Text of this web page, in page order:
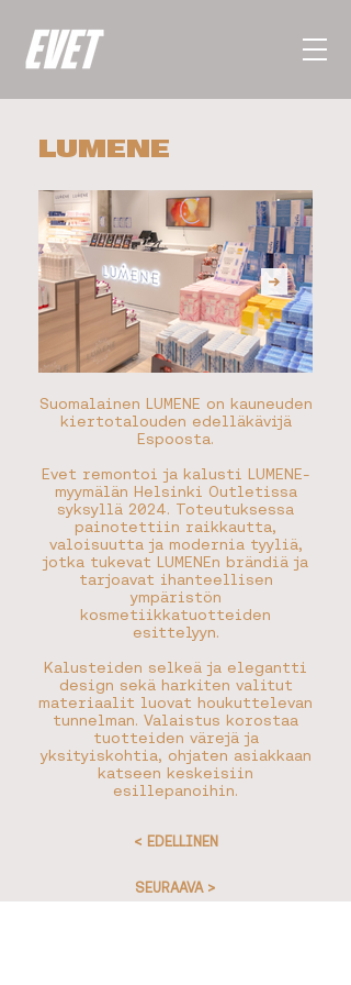
LUMENE
Suomalainen LUMENE on kauneuden
kiertotalouden edelläkävijä
Espoosta.
Evet remontoi ja kalusti LUMENE-
myymälän Helsinki Outletissa
syksyllä 2024. Toteutuksessa
painotettiin raikkautta,
valoisuutta ja modernia tyyliä,
jotka tukevat LUMENEn brändiä ja
tarjoavat ihanteellisen
ympäristön
kosmetiikkatuotteiden
esittelyyn.
Kalusteiden selkeä ja elegantti
design sekä harkiten valitut
materiaalit luovat houkuttelevan
tunnelman. Valaistus korostaa
tuotteiden värejä ja
yksityiskohtia, ohjaten asiakkaan
katseen keskeisiin
esillepanoihin.
< EDELLINEN
SEURAAVA >